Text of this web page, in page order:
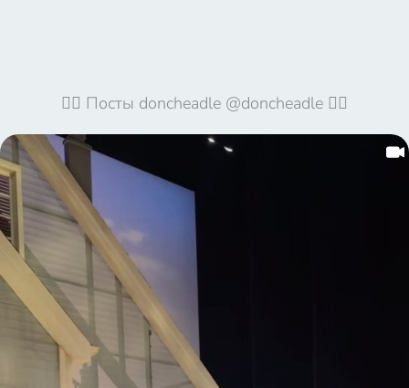
🦹‍♀️ Посты doncheadle @doncheadle 🦹‍♀️